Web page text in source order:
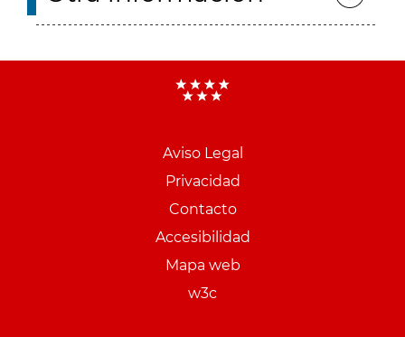
Aviso Legal
Privacidad
Contacto
Accesibilidad
Mapa web
w3c